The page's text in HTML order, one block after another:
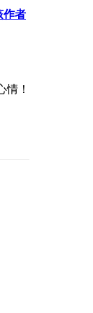
作者
情！